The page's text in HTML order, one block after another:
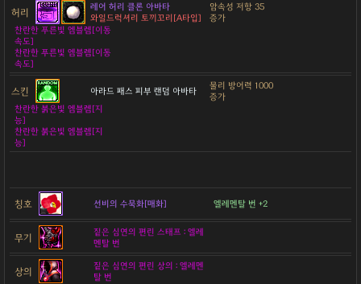
허리
레어 허리 클론 아바타
와일드럭셔리 토끼꼬리[A타입]
암속성 저항 35
증가
찬란한 푸른빛 엠블렘[이동
속도]
찬란한 푸른빛 엠블렘[이동
속도]
스킨 아라드 패스 피부 랜덤 아바타
물리 방어력 1000
증가
찬란한 붉은빛 엠블렘[지
능]
찬란한 붉은빛 엠블렘[지
능]
칭호 선비의 수묵화[매화] 엘레멘탈 번 +2
무기
짙은 심연의 편린 스태프 : 엘레
멘탈 번
상의
짙은 심연의 편린 상의 : 엘레멘
탈 번